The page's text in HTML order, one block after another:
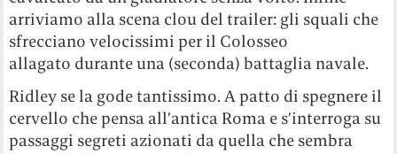
arriviamo alla scena clou del trailer: gli squali che
sfrecciano velocissimi per il Colosseo
allagato durante una (seconda) battaglia navale.
Ridley se la gode tantissimo. A patto di spegnere il
cervello che pensa all’antica Roma e s’interroga su
passaggi segreti azionati da quella che sembra